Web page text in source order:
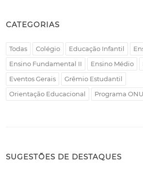
CATEGORIAS
Todas Colégio Educação Infantil
Ensino Fundamental II
Ensino Médio
Eventos Gerais
Grêmio Estudantil
Orientação Educacional
Programa ONU
SUGESTÕES DE DESTAQUES